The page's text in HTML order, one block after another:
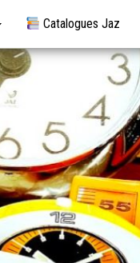
Catalogues Jaz